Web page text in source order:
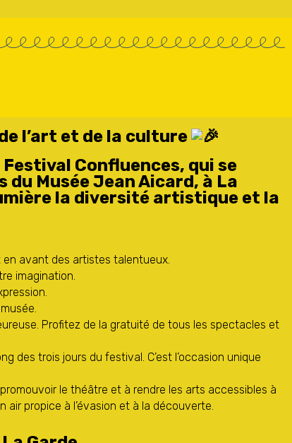
l’art et de la culture
Confluences, qui se
Musée Jean Aicard, à La
la diversité artistique et la
avant des artistes talentueux.
imagination.
Profitez de la gratuité de tous les spectacles et
des trois jours du festival. C’est l’occasion unique
le théâtre et à rendre les arts accessibles à
propice à l’évasion et à la découverte.